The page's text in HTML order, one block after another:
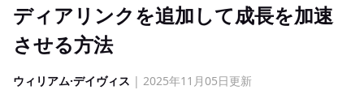
ディアリンクを追加して成長を加速
させる方法
ウィリアム·デイヴィス | 2025年11月05日更新